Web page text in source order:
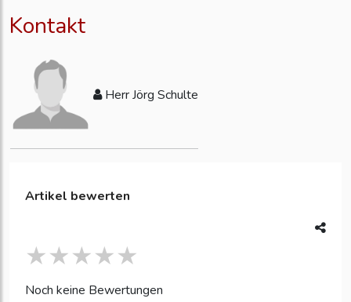
Kontakt
Herr Jörg Schulte
Artikel bewerten
Noch keine Bewertungen